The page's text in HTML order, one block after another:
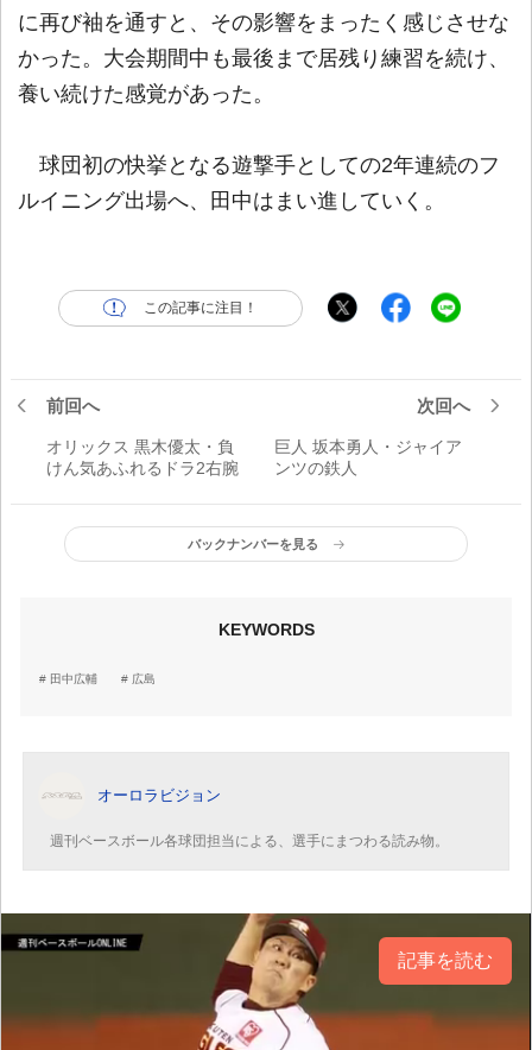
に再び袖を通すと、その影響をまったく感じさせな
かった。大会期間中も最後まで居残り練習を続け、
養い続けた感覚があった。
球団初の快挙となる遊撃手としての2年連続のフ
ルイニング出場へ、田中はまい進していく。
この記事に注目！
前回へ
オリックス 黒木優太・負
けん気あふれるドラ2右腕
次回へ
巨人 坂本勇人・ジャイア
ンツの鉄人
バックナンバーを見る
KEYWORDS
田中広輔 広島
オーロラビジョン
週刊ベースボール各球団担当による、選手にまつわる読み物。
記事を読む